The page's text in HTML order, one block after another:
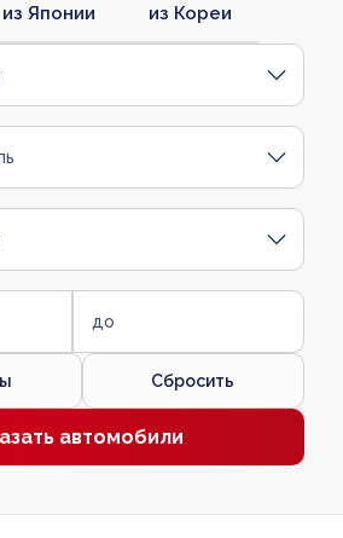
из Японии из Кореи
до
Сбросить
автомобили